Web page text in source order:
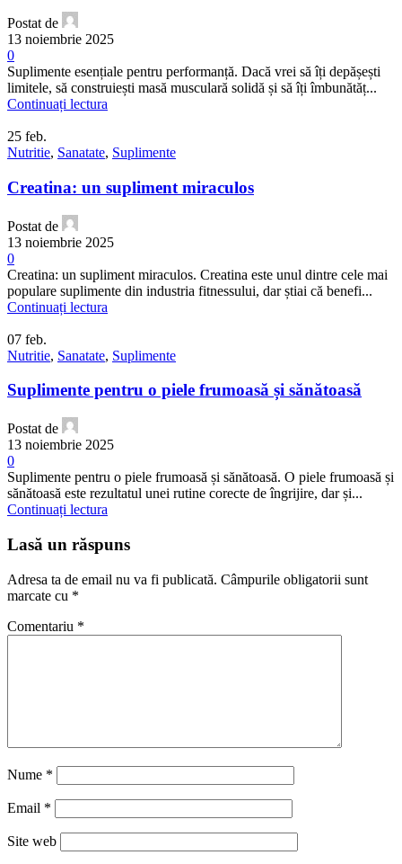
Postat de
13 noiembrie 2025
0
Suplimente esențiale pentru performanță. Dacă vrei să îți depășești
limitele, să construiești masă musculară solidă și să îți îmbunătăț...
Continuați lectura
25 feb.
Nutritie, Sanatate, Suplimente
Creatina: un supliment miraculos
Postat de
13 noiembrie 2025
0
Creatina: un supliment miraculos. Creatina este unul dintre cele mai
populare suplimente din industria fitnessului, dar știai că benefi...
Continuați lectura
07 feb.
Nutritie, Sanatate, Suplimente
Suplimente pentru o piele frumoasă și sănătoasă
Postat de
13 noiembrie 2025
0
Suplimente pentru o piele frumoasă și sănătoasă. O piele frumoasă și
sănătoasă este rezultatul unei rutine corecte de îngrijire, dar și...
Continuați lectura
Lasă un răspuns
Adresa ta de email nu va fi publicată. Câmpurile obligatorii sunt
marcate cu *
Comentariu *
Nume *
Email *
Site web